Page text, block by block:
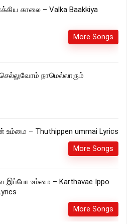
காலை – Valka Baakkiya
More Songs
நாமெல்லாரும்
உம்மை – Thuthippen ummai Lyrics
More Songs
இப்போ உம்மை – Karthavae Ippo
More Songs